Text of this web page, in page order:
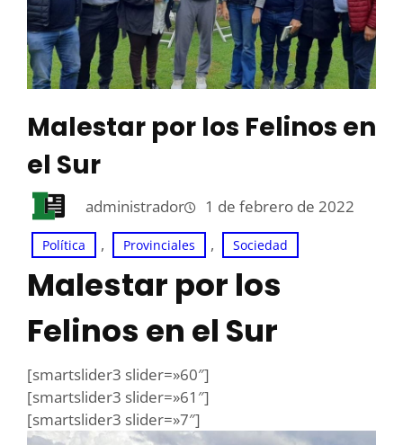
Malestar por los Felinos en
el Sur
administrador 1 de febrero de 2022
Política , Provinciales , Sociedad
Malestar por los
Felinos en el Sur
[smartslider3 slider=»60″]
[smartslider3 slider=»61″]
[smartslider3 slider=»7″]